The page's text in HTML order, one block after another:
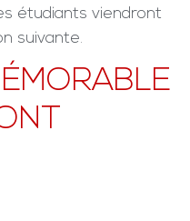
étudiants viendront
suivante.